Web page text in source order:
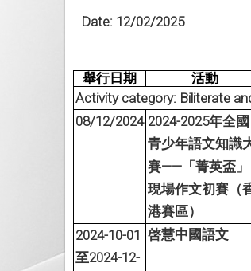
Date: 12/02/2025
本校
舉行日期 活動
Activity category: Biliterate
08/12/2024 2024-2025年全國
青少年語文知識
賽—— 「菁英盃」
現場作文初賽（
港賽區）
2024-10-01
至2024-12-
啓慧中國語文